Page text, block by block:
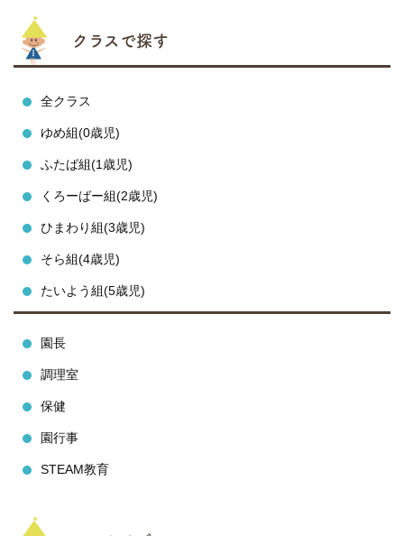
クラスで探す
全クラス
ゆめ組(0歳児)
ふたば組(1歳児)
くろーばー組(2歳児)
ひまわり組(3歳児)
そら組(4歳児)
たいよう組(5歳児)
園長
調理室
保健
園行事
STEAM教育